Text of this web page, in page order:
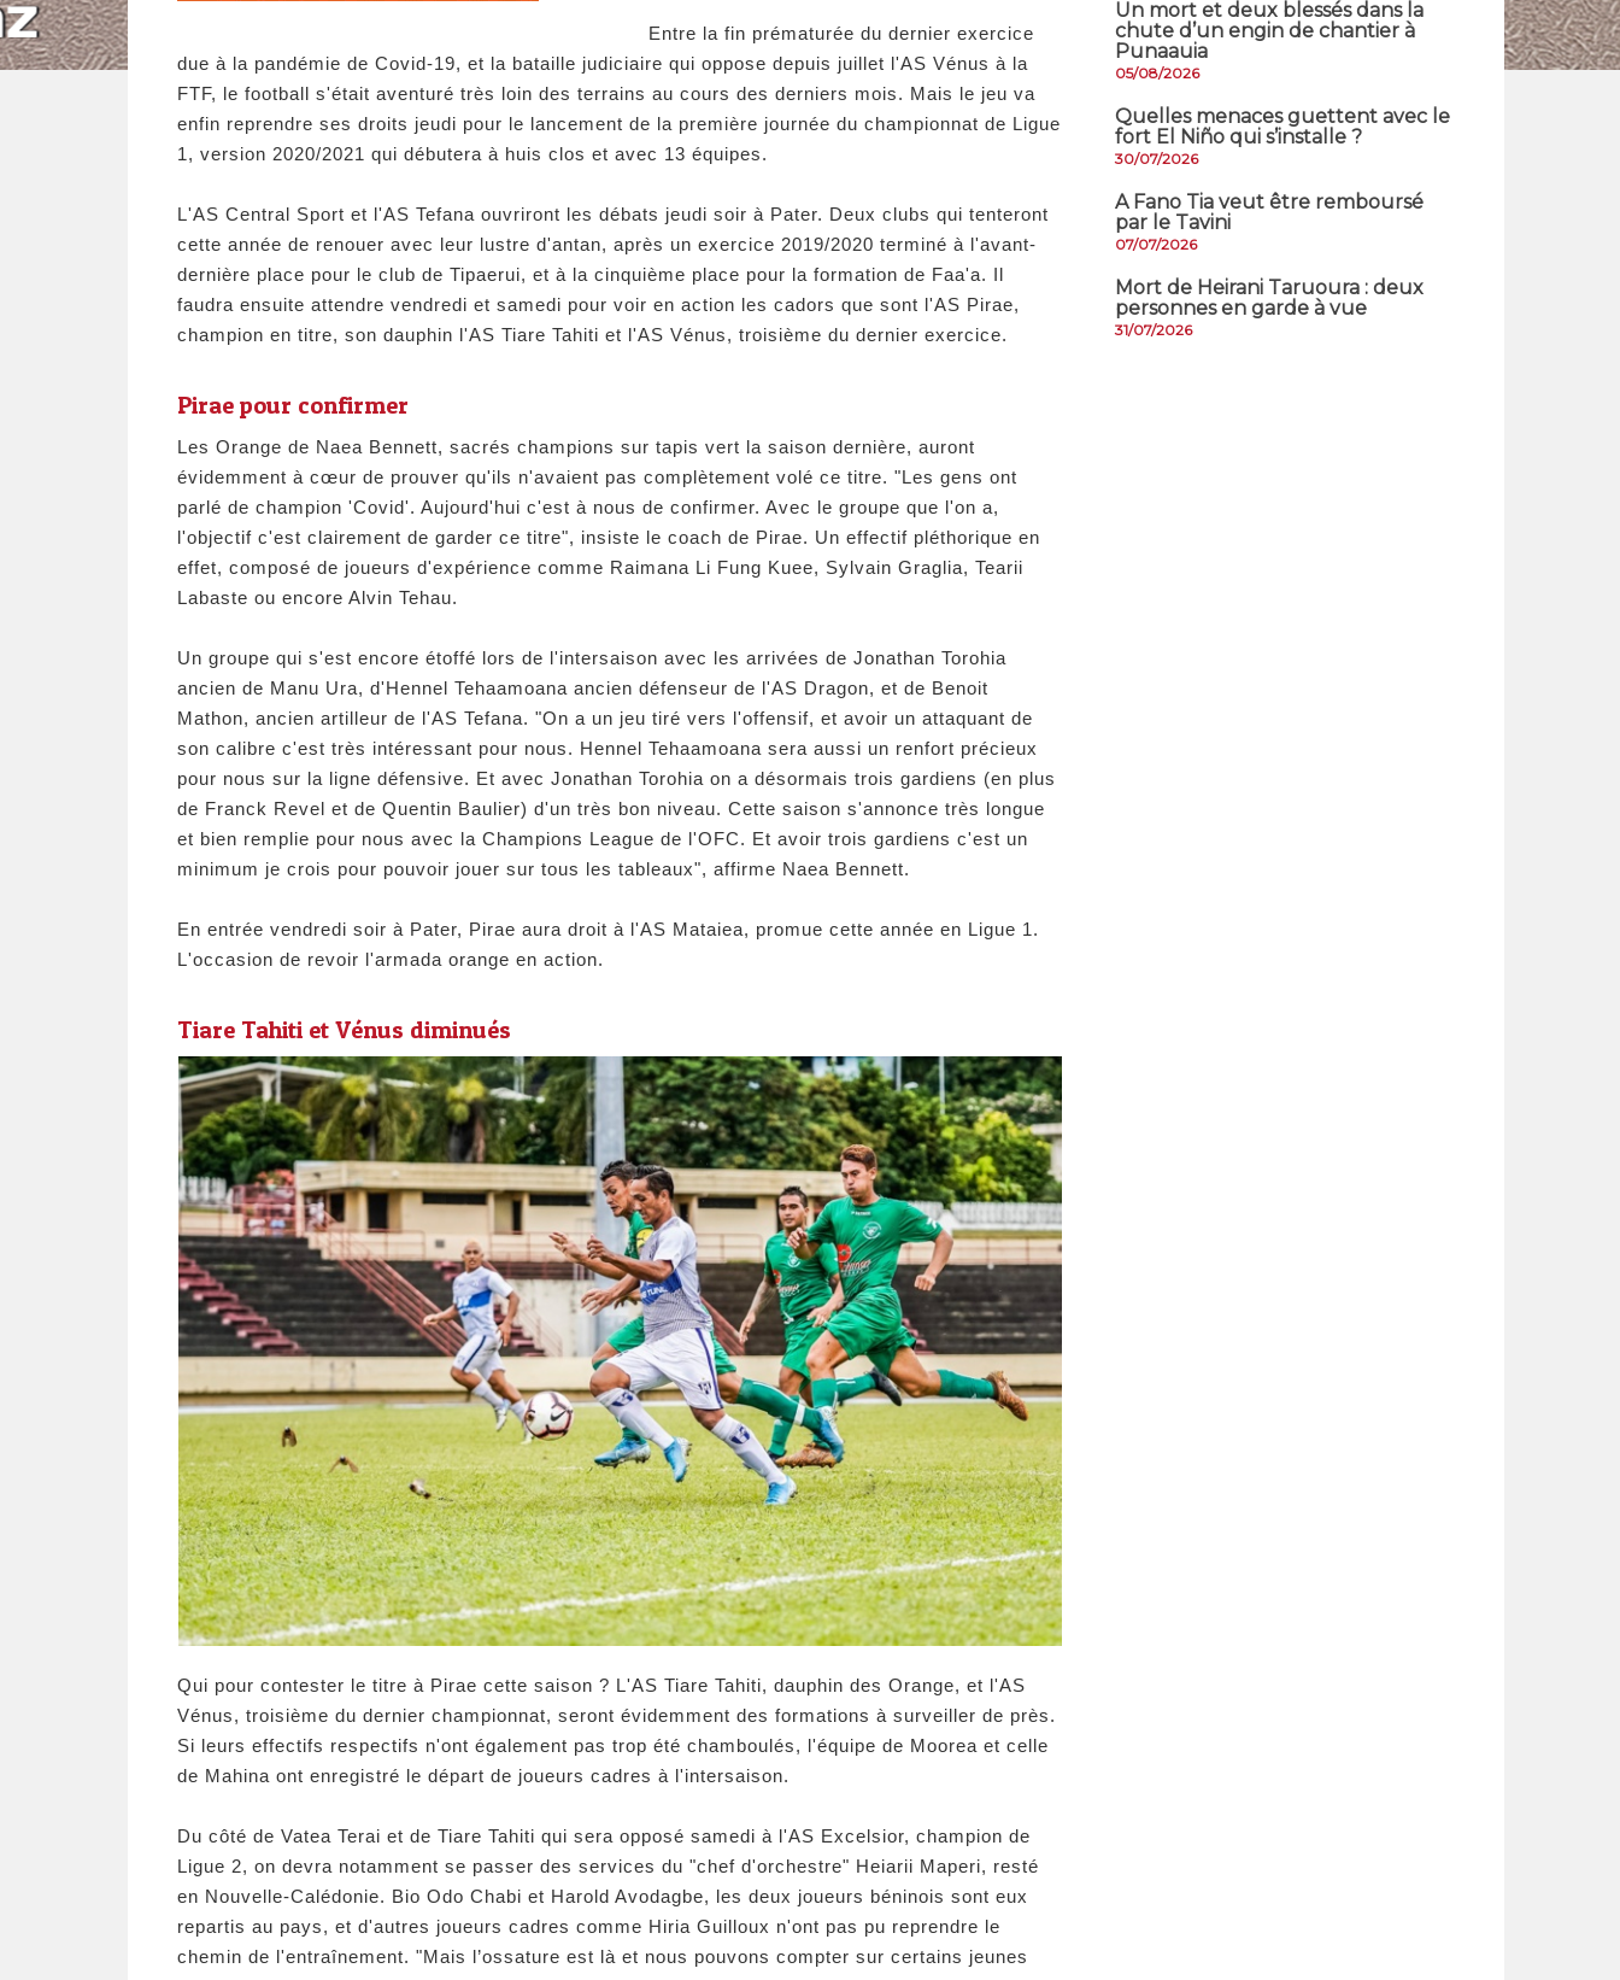
Entre la fin prématurée du dernier exercice
due à la pandémie de Covid-19, et la bataille judiciaire qui oppose depuis juillet l'AS Vénus à la
FTF, le football s'était aventuré très loin des terrains au cours des derniers mois. Mais le jeu va
enfin reprendre ses droits jeudi pour le lancement de la première journée du championnat de Ligue
1, version 2020/2021 qui débutera à huis clos et avec 13 équipes.
L'AS Central Sport et l'AS Tefana ouvriront les débats jeudi soir à Pater. Deux clubs qui tenteront
cette année de renouer avec leur lustre d'antan, après un exercice 2019/2020 terminé à l'avant-
dernière place pour le club de Tipaerui, et à la cinquième place pour la formation de Faa'a. Il
faudra ensuite attendre vendredi et samedi pour voir en action les cadors que sont l'AS Pirae,
champion en titre, son dauphin l'AS Tiare Tahiti et l'AS Vénus, troisième du dernier exercice.
Pirae pour confirmer
Les Orange de Naea Bennett, sacrés champions sur tapis vert la saison dernière, auront
évidemment à cœur de prouver qu'ils n'avaient pas complètement volé ce titre. "Les gens ont
parlé de champion 'Covid'. Aujourd'hui c'est à nous de confirmer. Avec le groupe que l'on a,
l'objectif c'est clairement de garder ce titre", insiste le coach de Pirae. Un effectif pléthorique en
effet, composé de joueurs d'expérience comme Raimana Li Fung Kuee, Sylvain Graglia, Tearii
Labaste ou encore Alvin Tehau.
Un groupe qui s'est encore étoffé lors de l'intersaison avec les arrivées de Jonathan Torohia
ancien de Manu Ura, d'Hennel Tehaamoana ancien défenseur de l'AS Dragon, et de Benoit
Mathon, ancien artilleur de l'AS Tefana. "On a un jeu tiré vers l'offensif, et avoir un attaquant de
son calibre c'est très intéressant pour nous. Hennel Tehaamoana sera aussi un renfort précieux
pour nous sur la ligne défensive. Et avec Jonathan Torohia on a désormais trois gardiens (en plus
de Franck Revel et de Quentin Baulier) d'un très bon niveau. Cette saison s'annonce très longue
et bien remplie pour nous avec la Champions League de l'OFC. Et avoir trois gardiens c'est un
minimum je crois pour pouvoir jouer sur tous les tableaux", affirme Naea Bennett.
En entrée vendredi soir à Pater, Pirae aura droit à l'AS Mataiea, promue cette année en Ligue 1.
L'occasion de revoir l'armada orange en action.
Tiare Tahiti et Vénus diminués
Qui pour contester le titre à Pirae cette saison ? L'AS Tiare Tahiti, dauphin des Orange, et l'AS
Vénus, troisième du dernier championnat, seront évidemment des formations à surveiller de près.
Si leurs effectifs respectifs n'ont également pas trop été chamboulés, l'équipe de Moorea et celle
de Mahina ont enregistré le départ de joueurs cadres à l'intersaison.
Du côté de Vatea Terai et de Tiare Tahiti qui sera opposé samedi à l'AS Excelsior, champion de
Ligue 2, on devra notamment se passer des services du "chef d'orchestre" Heiarii Maperi, resté
en Nouvelle-Calédonie. Bio Odo Chabi et Harold Avodagbe, les deux joueurs béninois sont eux
repartis au pays, et d'autres joueurs cadres comme Hiria Guilloux n'ont pas pu reprendre le
chemin de l'entraînement. "Mais l’ossature est là et nous pouvons compter sur certains jeunes
​Un mort et deux blessés dans la
chute d’un engin de chantier à
Punaauia
05/08/2026
Quelles menaces guettent avec le
fort El Niño qui s’installe ?
30/07/2026
A Fano Tia veut être remboursé
par le Tavini
07/07/2026
Mort de Heirani Taruoura : deux
personnes en garde à vue
31/07/2026